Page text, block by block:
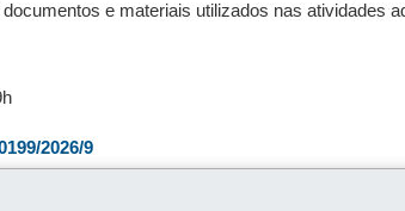
e materiais utilizados nas atividades
2026/9
PNCP: